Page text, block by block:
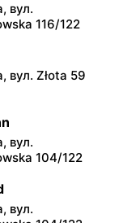
2b
вул.
116/122
вул. Złota 59
вул.
104/122
вул.